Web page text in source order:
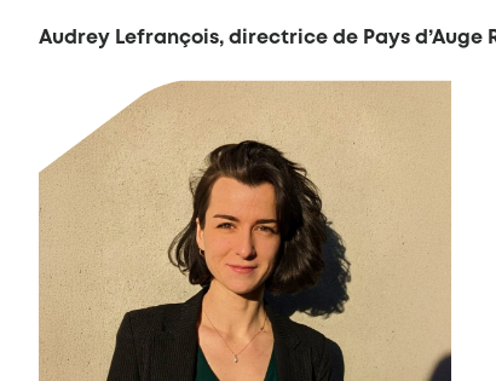
Audrey Lefrançois, directrice de Pays d’Auge